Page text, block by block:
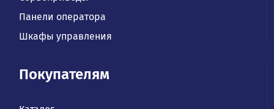
Панели оператора
Шкафы управления
Покупателям